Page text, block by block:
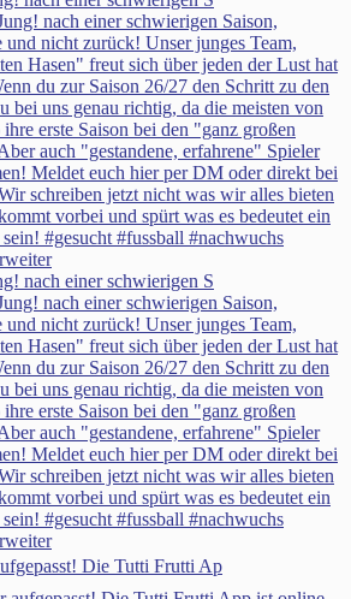
nach einer schwierigen S
Die Tutti Frutti Ap